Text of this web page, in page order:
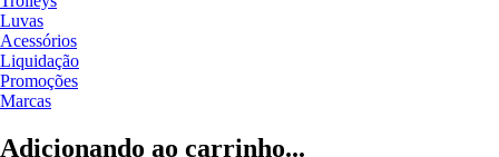
Luvas
Acessórios
Liquidação
Promoções
Marcas
Adicionando ao carrinho...